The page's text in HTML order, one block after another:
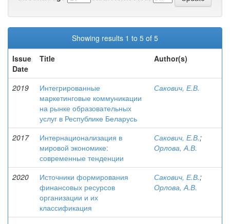
Showing results 1 to 5 of 5
Issue
Date
Title Author(s)
2019
Интегрированные
маркетинговые коммуникации
на рынке образовательных
услуг в Республике Беларусь
Сакович, Е.В.
2017
Интернационализация в
мировой экономике:
современные тенденции
Сакович, Е.В.;
Орлова, А.В.
2020
Источники формирования
финансовых ресурсов
организации и их
классификация
Сакович, Е.В.;
Орлова, А.В.